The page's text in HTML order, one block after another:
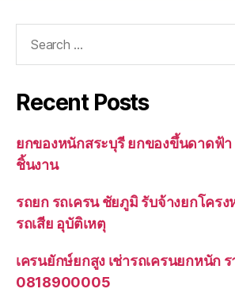
Recent Posts
ยกของหนักสระบุรี ยกของขึ้นดาดฟ้า
ชิ้นงาน
รถยก รถเครน ชัยภูมิ รับจ้างยกโคร
รถเสีย อุบัติเหตุ
เครนยักษ์ยกสูง เช่ารถเครนยกหนัก
0818900005